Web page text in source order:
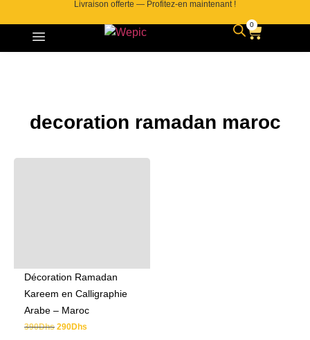
Livraison offerte — Profitez-en maintenant !
0
decoration ramadan maroc
Décoration Ramadan
Kareem en Calligraphie
Arabe – Maroc
390Dhs 290Dhs